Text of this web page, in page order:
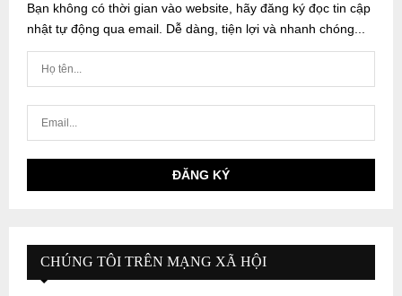
Bạn không có thời gian vào website, hãy đăng ký đọc tin cập
nhật tự động qua email. Dễ dàng, tiện lợi và nhanh chóng...
CHÚNG TÔI TRÊN MẠNG XÃ HỘI